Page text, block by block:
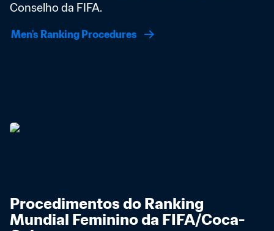
Conselho da FIFA.
Men's Ranking Procedures
Procedimentos do Ranking
Mundial Feminino da FIFA/Coca-